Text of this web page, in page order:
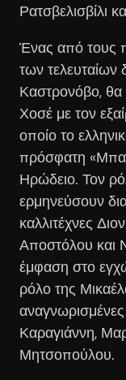
Ρατσβελισβίλι
Ένας από τους
των τελευταίων
Καστρονόβο, θα
Χοσέ με τον
οποίο το
πρόσφατη
Ηρώδειο. Τον
ερμηνεύσουν
καλλιτέχνες
Αποστόλου και
έμφαση στο
ρόλο της
Καραγιάννη,
Μητσοπούλου.